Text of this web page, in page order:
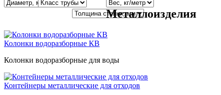
Металлоизделия
Колонки водоразборные КВ
Колонки водоразборные для воды
Контейнеры металлические для отходов